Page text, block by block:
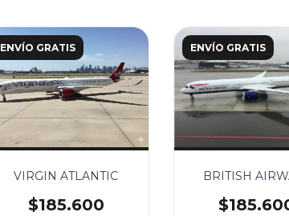
ENVÍO GRATIS
VIRGIN ATLANTIC
$185.600
ENVÍO GRATIS
BRITISH